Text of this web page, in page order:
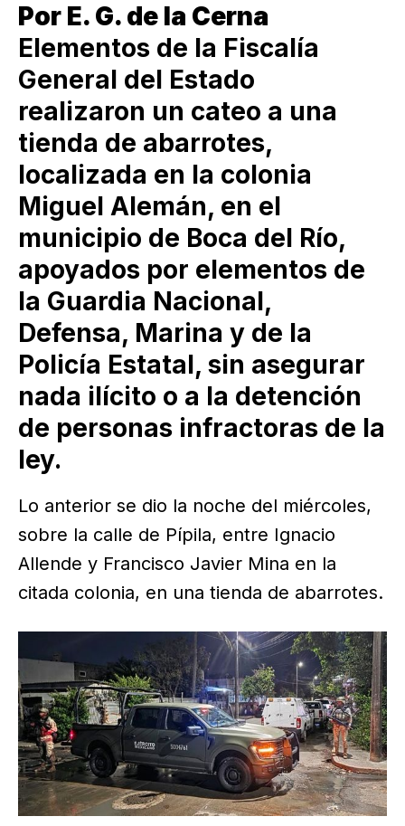
Por E. G. de la Cerna
Elementos de la Fiscalía
General del Estado
realizaron un cateo a una
tienda de abarrotes,
localizada en la colonia
Miguel Alemán, en el
municipio de Boca del Río,
apoyados por elementos de
la Guardia Nacional,
Defensa, Marina y de la
Policía Estatal, sin asegurar
nada ilícito o a la detención
de personas infractoras de la
ley.
Lo anterior se dio la noche del miércoles,
sobre la calle de Pípila, entre Ignacio
Allende y Francisco Javier Mina en la
citada colonia, en una tienda de abarrotes.